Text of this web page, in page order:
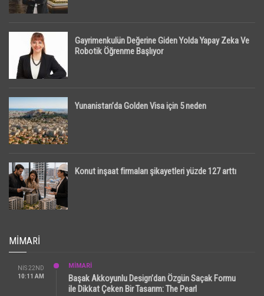
Gayrimenkulün Değerine Giden Yolda Yapay Zeka Ve
Robotik Öğrenme Başlıyor
Yunanistan’da Golden Visa için 5 neden
Konut inşaat firmaları şikayetleri yüzde 127 arttı
MIMARI
NIS 22ND
10:11 AM
MİMARİ
Başak Akkoyunlu Design’dan Özgün Saçak Formu
ile Dikkat Çeken Bir Tasarım: The Pearl